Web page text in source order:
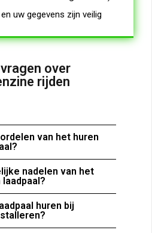
uw gegevens zijn veilig
over
rijden
van het huren
nadelen van het
huren bij